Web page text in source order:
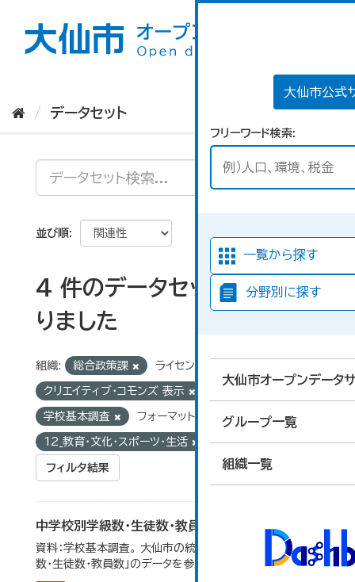
大仙市公式
フリーワード検索
一覧から探す
分野別に探す
大仙市オープンデータ
グループ一覧
組織一覧
データセット
並び順
4 件のデータセットが見つか
りました
組織: 総合政策課 ライセンス:
クリエイティブ・コモンズ 表示
学校基本調査 フォーマット: CSV グループ:
12_教育・文化・スポーツ・生活
フィルタ結果
中学校別学級数・生徒数・教員数
資料：学校基本調査。 大仙市の統計「14-6 中学校別学級
数・生徒数・教員数」のデータを参照しています。